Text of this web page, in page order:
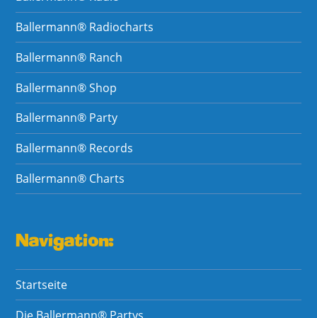
Ballermann® Radiocharts
Ballermann® Ranch
Ballermann® Shop
Ballermann® Party
Ballermann® Records
Ballermann® Charts
Navigation:
Startseite
Die Ballermann® Partys